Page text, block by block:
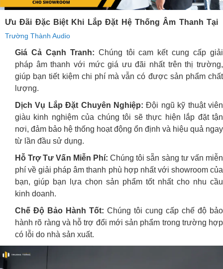
Ưu Đãi Đặc Biệt Khi Lắp Đặt Hệ Thống Âm Thanh Tại
Trường Thành Audio
Giá Cả Cạnh Tranh: Chúng tôi cam kết cung cấp giải
pháp âm thanh với mức giá ưu đãi nhất trên thị trường,
giúp bạn tiết kiệm chi phí mà vẫn có được sản phẩm chất
lượng.
Dịch Vụ Lắp Đặt Chuyên Nghiệp: Đội ngũ kỹ thuật viên
giàu kinh nghiệm của chúng tôi sẽ thực hiện lắp đặt tận
nơi, đảm bảo hệ thống hoạt động ổn định và hiệu quả ngay
từ lần đầu sử dụng.
Hỗ Trợ Tư Vấn Miễn Phí: Chúng tôi sẵn sàng tư vấn miễn
phí về giải pháp âm thanh phù hợp nhất với showroom của
bạn, giúp bạn lựa chọn sản phẩm tốt nhất cho nhu cầu
kinh doanh.
Chế Độ Bảo Hành Tốt: Chúng tôi cung cấp chế độ bảo
hành rõ ràng và hỗ trợ đổi mới sản phẩm trong trường hợp
có lỗi do nhà sản xuất.